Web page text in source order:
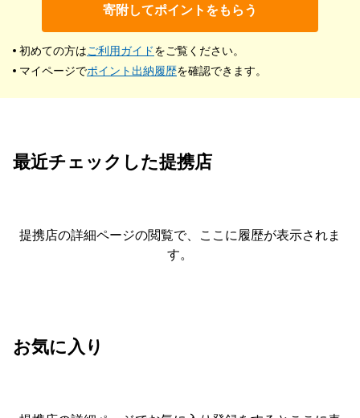
寄附してポイントをもらう
初めての方はご利用ガイドをご覧ください。
マイページでポイント出納履歴を確認できます。
最近チェックした提携店
提携店の詳細ページの閲覧で、ここに履歴が表示されま
す。
お気に入り